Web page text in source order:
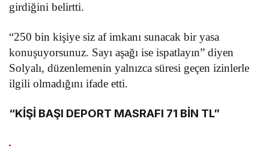
girdiğini belirtti.
“250 bin kişiye siz af imkanı sunacak bir yasa
konuşuyorsunuz. Sayı aşağı ise ispatlayın” diyen
Solyalı, düzenlemenin yalnızca süresi geçen izinlerle
ilgili olmadığını ifade etti.
“KİŞİ BAŞI DEPORT MASRAFI 71 BİN TL”